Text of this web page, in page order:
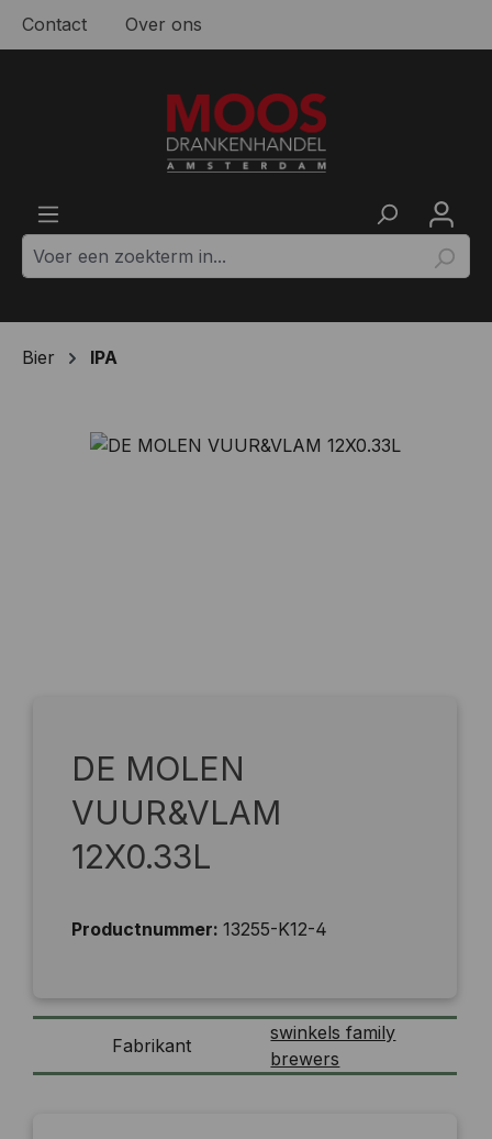
Ga naar de hoofdinhoud
Contact Over ons
Bier IPA
Afbeeldingengalerij overslaan
DE MOLEN
VUUR&VLAM
12X0.33L
Productnummer: 13255-K12-4
Fabrikant
swinkels family
brewers